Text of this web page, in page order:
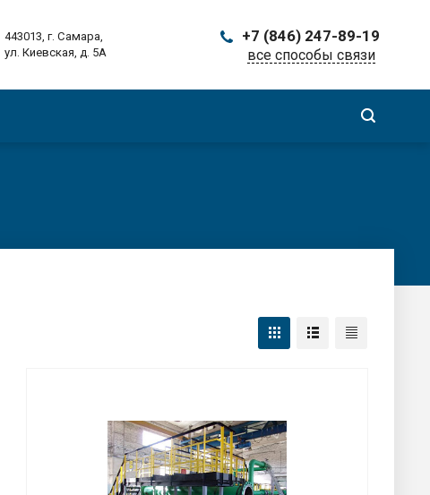
+7 (846) 247-89-19
все способы связи
443013, г. Самара,
ул. Киевская, д. 5А